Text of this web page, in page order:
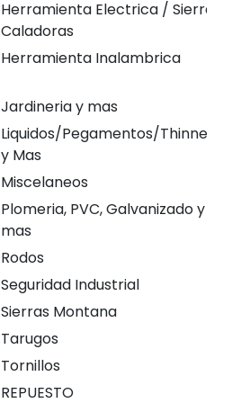
Herramienta Electrica / Sierras
Caladoras
Herramienta Inalambrica
Jardineria y mas
Liquidos/Pegamentos/Thinner
y Mas
Miscelaneos
Plomeria, PVC, Galvanizado y
mas
Rodos
Seguridad Industrial
Sierras Montana
Tarugos
Tornillos
REPUESTO